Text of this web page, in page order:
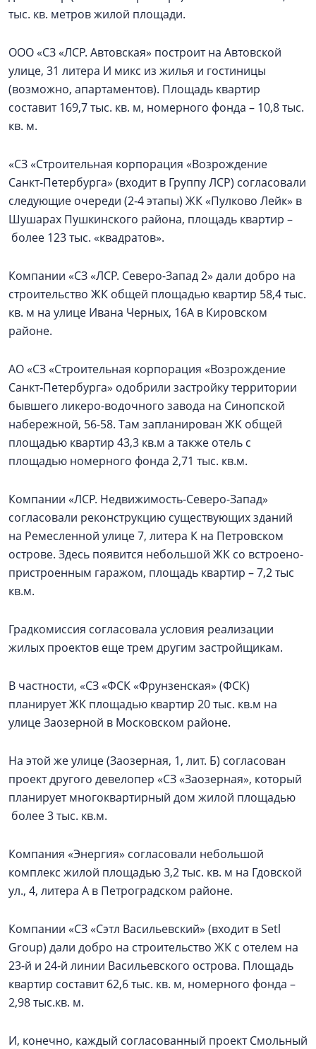
тыс. кв. метров жилой площади.
ООО «СЗ «ЛСР. Автовская» построит на Автовской
улице, 31 литера И микс из жилья и гостиницы
(возможно, апартаментов). Площадь квартир
составит 169,7 тыс. кв. м, номерного фонда – 10,8 тыс.
кв. м.
«СЗ «Строительная корпорация «Возрождение
Санкт‑Петербурга» (входит в Группу ЛСР) согласовали
следующие очереди (2-4 этапы) ЖК «Пулково Лейк» в
Шушарах Пушкинского района, площадь квартир –
более 123 тыс. «квадратов».
Компании «СЗ «ЛСР. Северо-Запад 2» дали добро на
строительство ЖК общей площадью квартир 58,4 тыс.
кв. м на улице Ивана Черных, 16А в Кировском
районе.
АО «СЗ «Строительная корпорация «Возрождение
Санкт‑Петербурга» одобрили застройку территории
бывшего ликеро-водочного завода на Синопской
набережной, 56-58. Там запланирован ЖК общей
площадью квартир 43,3 кв.м а также отель с
площадью номерного фонда 2,71 тыс. кв.м.
Компании «ЛСР. Недвижимость-Северо-Запад»
согласовали реконструкцию существующих зданий
на Ремесленной улице 7, литера К на Петровском
острове. Здесь появится небольшой ЖК со встроено-
пристроенным гаражом, площадь квартир – 7,2 тыс
кв.м.
Градкомиссия согласовала условия реализации
жилых проектов еще трем другим застройщикам.
В частности, «СЗ «ФСК «Фрунзенская» (ФСК)
планирует ЖК площадью квартир 20 тыс. кв.м на
улице Заозерной в Московском районе.
На этой же улице (Заозерная, 1, лит. Б) согласован
проект другого девелопер «СЗ «Заозерная», который
планирует многоквартирный дом жилой площадью
более 3 тыс. кв.м.
Компания «Энергия» согласовали небольшой
комплекс жилой площадью 3,2 тыс. кв. м на Гдовской
ул., 4, литера А в Петроградском районе.
Компании «СЗ «Сэтл Васильевский» (входит в Setl
Group) дали добро на строительство ЖК с отелем на
23-й и 24-й линии Васильевского острова. Площадь
квартир составит 62,6 тыс. кв. м, номерного фонда –
2,98 тыс.кв. м.
И, конечно, каждый согласованный проект Смольный